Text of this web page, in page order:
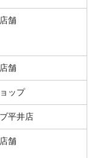
舗
舗
ップ
平井店
舗